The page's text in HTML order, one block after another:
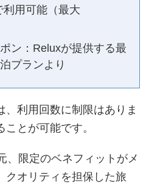
用可能（最大
ン：Reluxが提供する最
プランより
、利用回数に制限はありま
とが可能です。
、限定のベネフィットがメ
クオリティを担保した旅